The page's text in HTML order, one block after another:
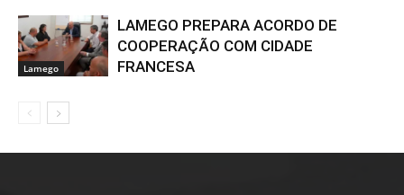
Lamego
LAMEGO PREPARA ACORDO DE
COOPERAÇÃO COM CIDADE
FRANCESA